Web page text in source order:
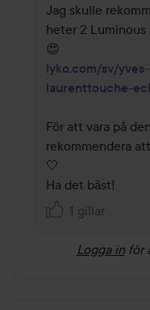
Jag skulle
heter 2 Luminous
lyko.com/sv/
laurenttouche-
För att vara på
rekommendera
🤍
Ha det bäst!
1 gillar
Logga in för